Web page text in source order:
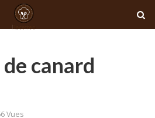
canard
Vues